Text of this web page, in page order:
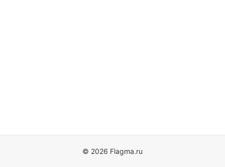
© 2026 Flagma.ru